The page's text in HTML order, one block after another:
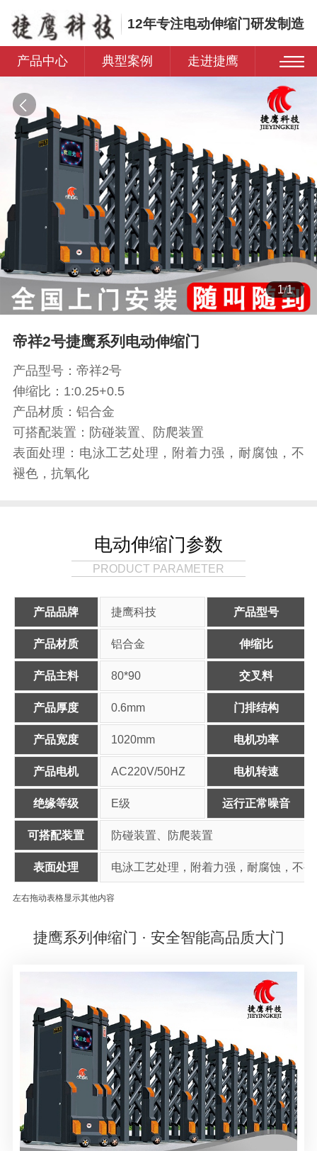
12年专注电动伸缩门研发制造
产品中心 典型案例 走进捷鹰
1/1
帝祥2号捷鹰系列电动伸缩门
产品型号：帝祥2号
伸缩比：1:0.25+0.5
产品材质：铝合金
可搭配装置：防碰装置、防爬装置
表面处理：电泳工艺处理，附着力强，耐腐蚀，不
褪色，抗氧化
电动伸缩门参数
PRODUCT PARAMETER
产品品牌 捷鹰科技 产品型号
产品材质 铝合金 伸缩比
产品主料 80*90 交叉料
产品厚度 0.6mm 门排结构
产品宽度 1020mm 电机功率
产品电机 AC220V/50HZ 电机转速
绝缘等级 E级 运行正常噪音
可搭配装置 防碰装置、防爬装置
表面处理 电泳工艺处理，附着力强，耐腐蚀，不
左右拖动表格显示其他内容
捷鹰系列伸缩门 · 安全智能高品质大门